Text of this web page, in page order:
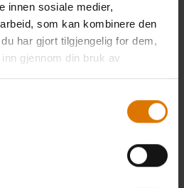
innen sosiale medier,
som kan kombinere den
har gjort tilgjengelig for dem,
gjennom din bruk av